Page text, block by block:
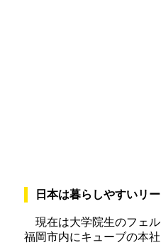
日本は暮らしやすいリ
現在は大学院生のフェ
福岡市内にキューブの本